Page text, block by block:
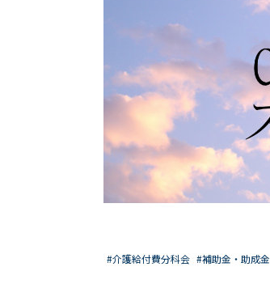
#介護給付費分科会 #補助金・助成金